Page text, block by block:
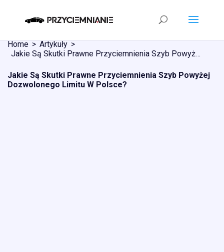
Home
Artykuły
Jakie Są Skutki Prawne Przyciemnienia Szyb Powyżej Dozwolonego Limitu W Polsce?
Jakie Są Skutki Prawne Przyciemnienia Szyb Powyżej
Dozwolonego Limitu W Polsce?